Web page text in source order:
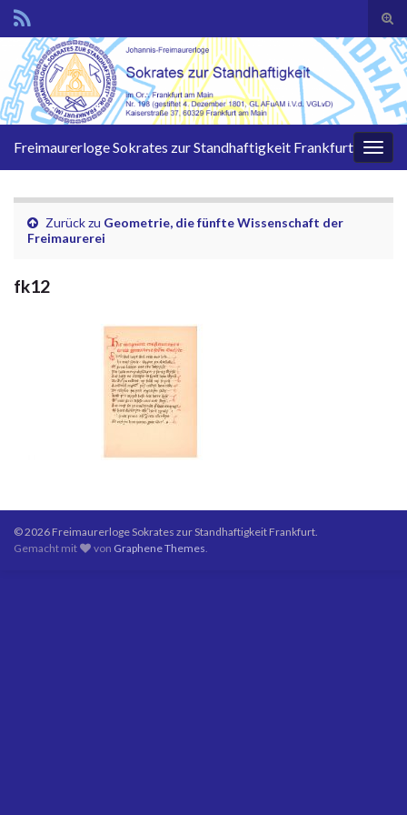
Search for:
Freimaurerloge Sokrates zur Standhaftigkeit Frankfurt
Zurück zu Geometrie, die fünfte Wissenschaft der
Freimaurerei
fk12
© 2026 Freimaurerloge Sokrates zur Standhaftigkeit Frankfurt.
Gemacht mit
von Graphene Themes